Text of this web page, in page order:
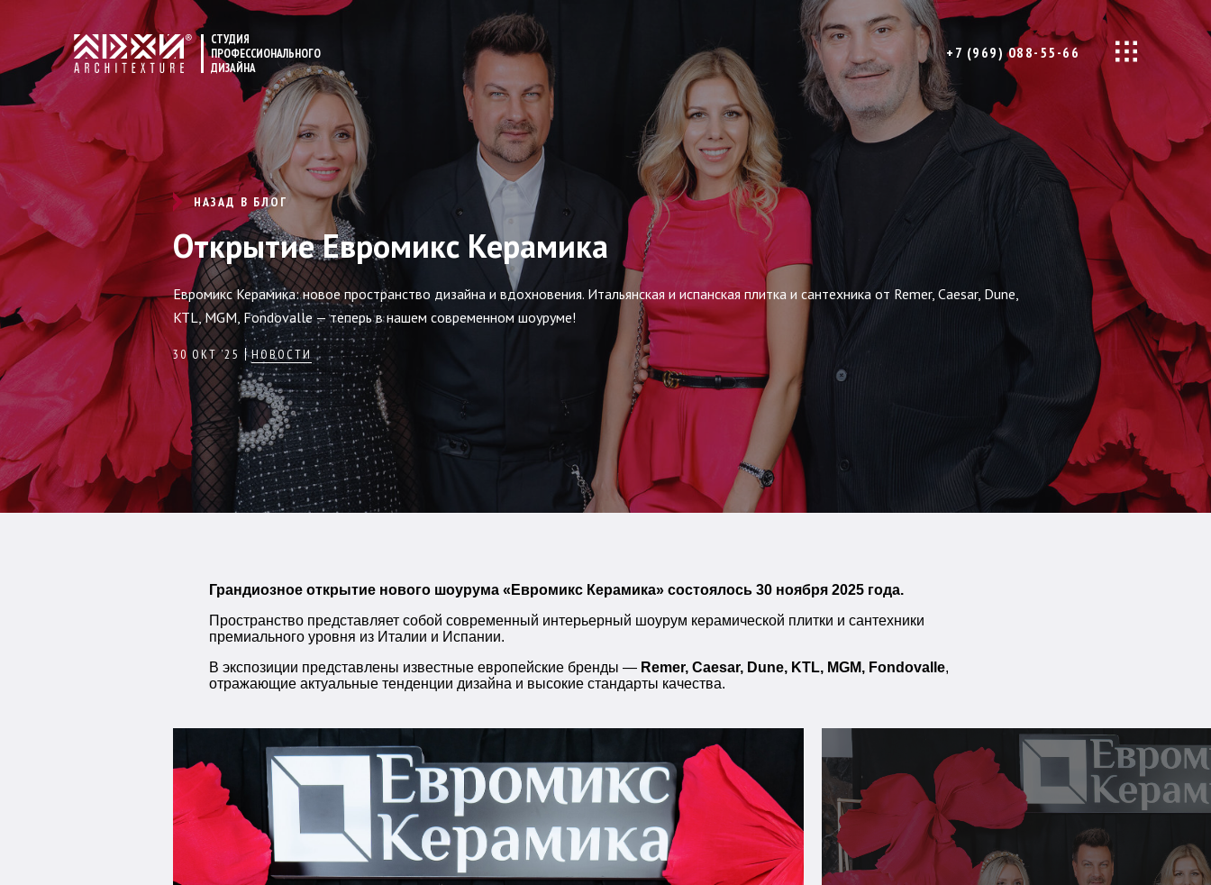
СТУДИЯ
ПРОФЕССИОНАЛЬНОГО
ДИЗАЙНА
+7 (969) 088-55-66
НАЗАД В БЛОГ
Открытие Евромикс Керамика
Евромикс Керамика: новое пространство дизайна и вдохновения. Итальянская и испанская плитка и сантехника от Remer, Caesar, Dune,
KTL, MGM, Fondovalle — теперь в нашем современном шоуруме!
30 ОКТ ’25 НОВОСТИ
Грандиозное открытие нового шоурума «Евромикс Керамика» состоялось 30 ноября 2025 года.
Пространство представляет собой современный интерьерный шоурум керамической плитки и сантехники
премиального уровня из Италии и Испании.
В экспозиции представлены известные европейские бренды — Remer, Caesar, Dune, KTL, MGM, Fondovalle,
отражающие актуальные тенденции дизайна и высокие стандарты качества.